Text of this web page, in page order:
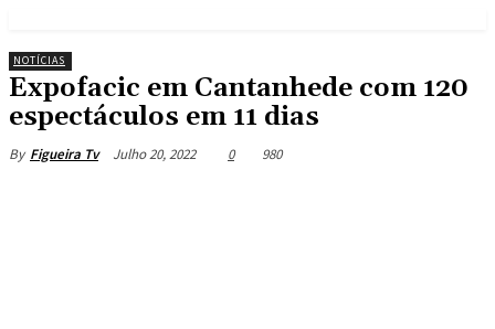
NOTÍCIAS
Expofacic em Cantanhede com 120
espectáculos em 11 dias
By Figueira Tv Julho 20, 2022 0 980